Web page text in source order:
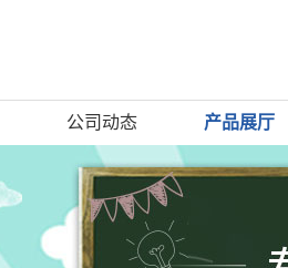
公司动态 产品展厅